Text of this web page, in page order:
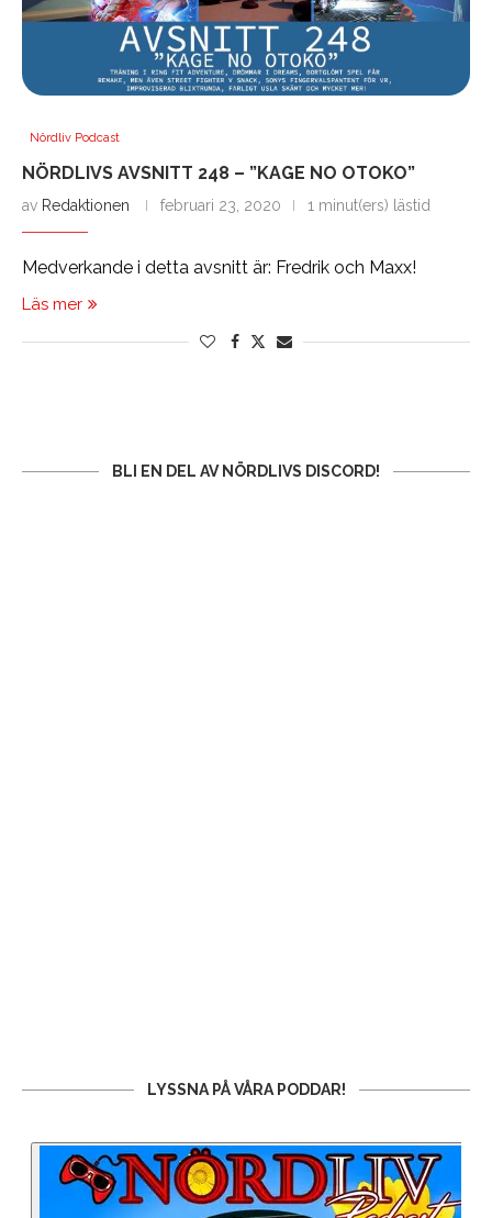
Nördliv Podcast
NÖRDLIVS AVSNITT 248 – ”KAGE NO OTOKO”
av Redaktionen februari 23, 2020 1 minut(ers) lästid
Medverkande i detta avsnitt är: Fredrik och Maxx!
Läs mer
BLI EN DEL AV NÖRDLIVS DISCORD!
LYSSNA PÅ VÅRA PODDAR!